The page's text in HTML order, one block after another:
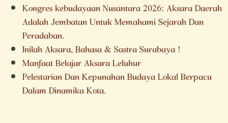
Kongres kebudayaan Nusantara 2026: Aksara Daerah
Adalah Jembatan Untuk Memahami Sejarah Dan
Peradaban.
Inilah Aksara, Bahasa & Sastra Surabaya !
Manfaat Belajar Aksara Leluhur
Pelestarian Dan Kepunahan Budaya Lokal Berpacu
Dalam Dinamika Kota.